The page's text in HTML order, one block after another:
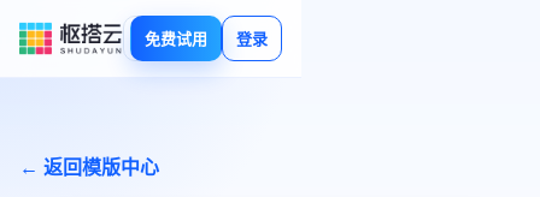
免费试用 登录
← 返回模版中心